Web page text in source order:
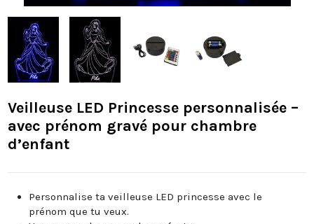
Veilleuse LED Princesse personnalisée –
avec prénom gravé pour chambre
d’enfant
Personnalise ta veilleuse LED princesse avec le
prénom que tu veux.